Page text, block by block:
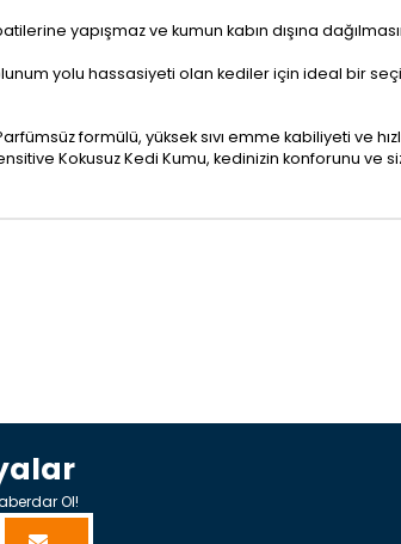
yapışmaz ve kumun kabın dışına
yolu hassasiyeti olan kediler için ideal bir
formülü, yüksek sıvı emme kabiliyeti ve
Kokusuz Kedi Kumu, kedinizin konforunu ve
Ol!